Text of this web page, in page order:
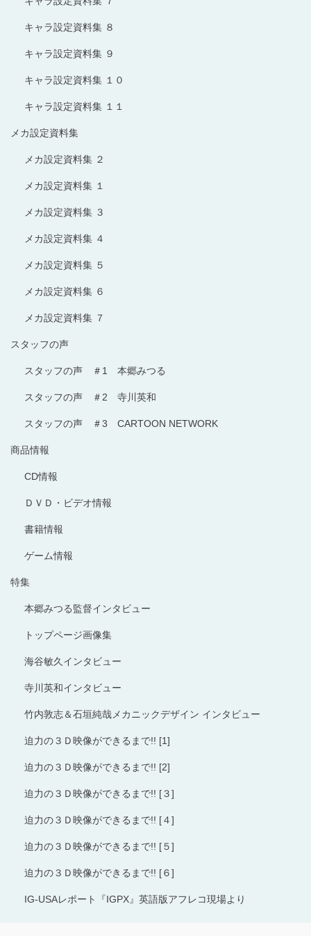
キャラ設定資料集 ８
キャラ設定資料集 ９
キャラ設定資料集 １０
キャラ設定資料集 １１
メカ設定資料集
メカ設定資料集 ２
メカ設定資料集 １
メカ設定資料集 ３
メカ設定資料集 ４
メカ設定資料集 ５
メカ設定資料集 ６
メカ設定資料集 ７
スタッフの声
スタッフの声 ＃1 本郷みつる
スタッフの声 ＃2 寺川英和
スタッフの声 ＃3 CARTOON NETWORK
商品情報
CD情報
ＤＶＤ・ビデオ情報
書籍情報
ゲーム情報
特集
本郷みつる監督インタビュー
トップページ画像集
海谷敏久インタビュー
寺川英和インタビュー
竹内敦志＆石垣純哉メカニックデザイン インタビュー
迫力の３Ｄ映像ができるまで!! [1]
迫力の３Ｄ映像ができるまで!! [2]
迫力の３Ｄ映像ができるまで!! [３]
迫力の３Ｄ映像ができるまで!! [４]
迫力の３Ｄ映像ができるまで!! [５]
迫力の３Ｄ映像ができるまで!! [６]
IG-USAレポート『IGPX』英語版アフレコ現場より